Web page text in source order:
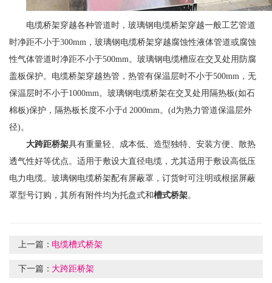
电缆桥架穿越各种管道时，玻璃钢电缆桥架穿越一般工艺管道
时净距不小于300mm，玻璃钢电缆桥架穿越腐蚀性液体管道或腐蚀
性气体管道时净距不小于500mm。玻璃钢电缆槽应在交叉处用防腐
盖板保护。电缆桥架穿越热管，热管有保温层时不小于500mm，无
保温层时不小于1000mm。玻璃钢电缆桥架在交叉处用隔热板(如石
棉板)保护，隔热板长度不小于d 2000mm。(d为热力管道保温层外
径)。
大跨距桥架具有重量轻、成本低、造型独特、安装方便、散热
透气性好等优点。适用于敷设大直径电缆，尤其适用于敷设高低压
电力电缆。玻璃钢电缆桥架配有屏蔽罩，订货时可注明或根据屏蔽
罩型号订购，其所有附件均为托盘式和槽式桥架。
上一篇： 电缆槽式桥架
下一篇： 大跨距桥架